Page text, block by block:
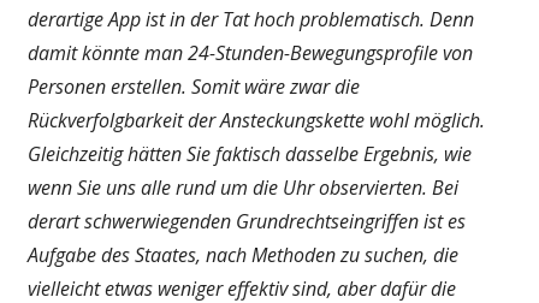
derartige App ist in der Tat hoch problematisch. Denn
damit könnte man 24-Stunden-Bewegungs­profile von
Personen erstellen. Somit wäre zwar die
Rückverfolgbarkeit der Ansteckungs­kette wohl möglich.
Gleichzeitig hätten Sie faktisch dasselbe Ergebnis, wie
wenn Sie uns alle rund um die Uhr observierten. Bei
derart schwerwiegenden Grundrechts­eingriffen ist es
Aufgabe des Staates, nach Methoden zu suchen, die
vielleicht etwas weniger effektiv sind, aber dafür die